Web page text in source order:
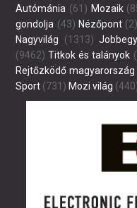
Autómánia (61) Mozaik
gondolja (43) Nézőpont(2)
Nagyvilág (1313)
(9462) Titkok és talányok
Rejtőzködő magyarország
Sport (731) Mozi világ